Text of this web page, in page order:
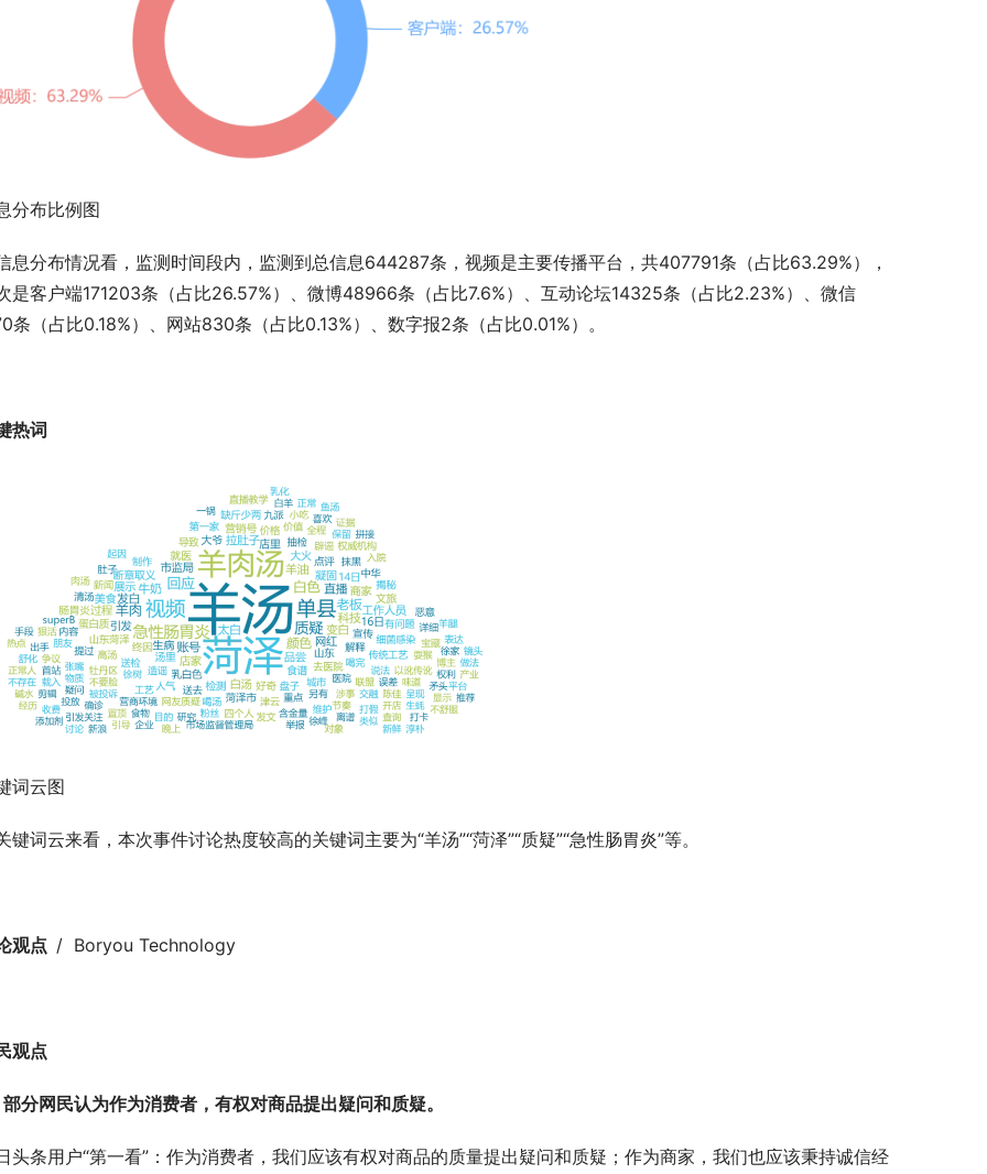
分布比例图
息分布情况看，监测时间段内，监测到总信息644287条，视频是主要传播平台，共407791条（占比63.29%），
是客户端171203条（占比26.57%）、微博48966条（占比7.6%）、互动论坛14325条（占比2.23%）、微信
条（占比0.18%）、网站830条（占比0.13%）、数字报2条（占比0.01%）。
热词
词云图
键词云来看，本次事件讨论热度较高的关键词主要为“羊汤”“菏泽”“质疑”“急性肠胃炎”等。
观点 /  Boryou Technology
观点
分网民认为作为消费者，有权对商品提出疑问和质疑。
头条用户“第一看”：作为消费者，我们应该有权对商品的质量提出疑问和质疑；作为商家，我们也应该秉持诚信经